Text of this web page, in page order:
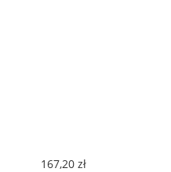
167,20 zł